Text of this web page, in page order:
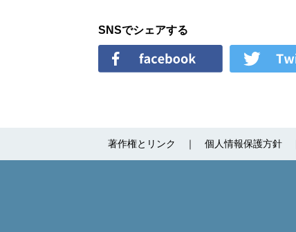
SNSでシェアする
著作権とリンク 個人情報保護方針